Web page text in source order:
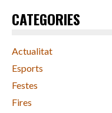
CATEGORIES
Actualitat
Esports
Festes
Fires